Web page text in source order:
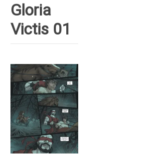
Gloria
Victis 01